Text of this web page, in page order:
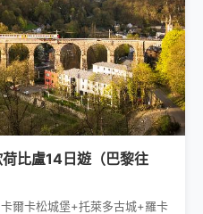
比盧14日遊（巴黎往
爾卡松城堡+托萊多古城+羅卡